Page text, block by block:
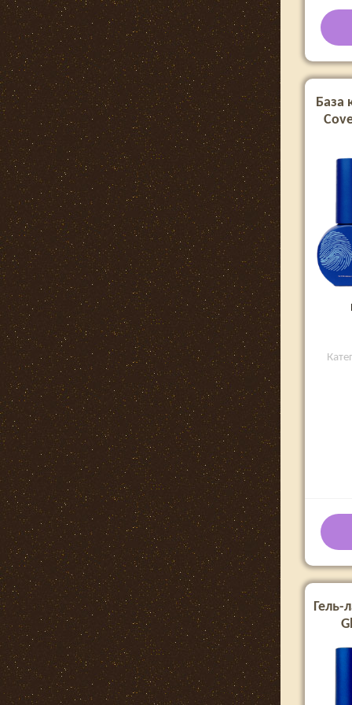
База
Гель-